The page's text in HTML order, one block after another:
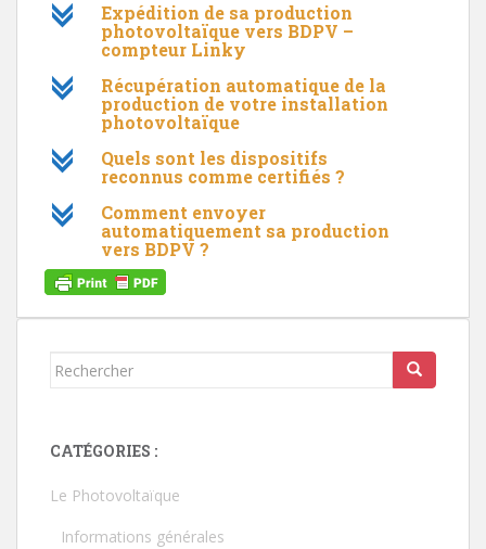
c
Expédition de sa production
photovoltaïque vers BDPV –
compteur Linky
c
Récupération automatique de la
production de votre installation
photovoltaïque
c
Quels sont les dispositifs
reconnus comme certifiés ?
c
Comment envoyer
automatiquement sa production
vers BDPV ?
Rechercher...
CATÉGORIES :
Le Photovoltaïque
Informations générales